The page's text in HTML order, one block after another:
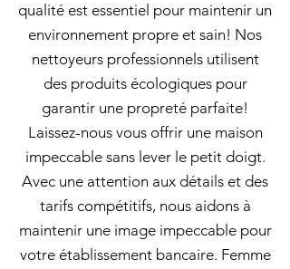
qualité est essentiel pour maintenir un
environnement propre et sain! Nos
nettoyeurs professionnels utilisent
des produits écologiques pour
garantir une propreté parfaite!
Laissez-nous vous offrir une maison
impeccable sans lever le petit doigt.
Avec une attention aux détails et des
tarifs compétitifs, nous aidons à
maintenir une image impeccable pour
votre établissement bancaire. Femme